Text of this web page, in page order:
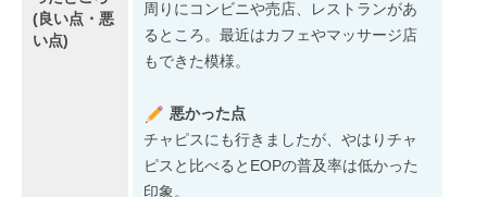
(良い点・悪
い点)
周りにコンビニや売店、レストランがあ
るところ。最近はカフェやマッサージ店
もできた模様。
悪かった点
チャピスにも行きましたが、やはりチャ
ピスと比べるとEOPの普及率は低かった
印象。